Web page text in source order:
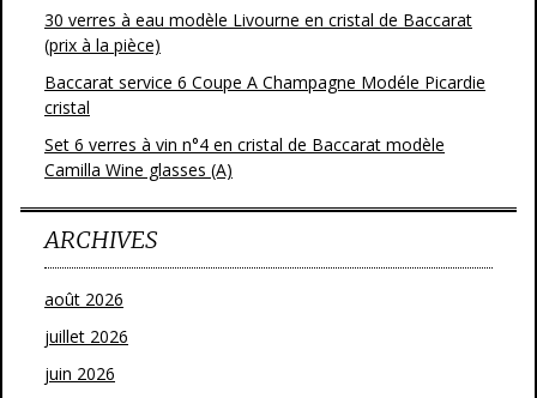
30 verres à eau modèle Livourne en cristal de Baccarat
(prix à la pièce)
Baccarat service 6 Coupe A Champagne Modéle Picardie
cristal
Set 6 verres à vin n°4 en cristal de Baccarat modèle
Camilla Wine glasses (A)
ARCHIVES
août 2026
juillet 2026
juin 2026